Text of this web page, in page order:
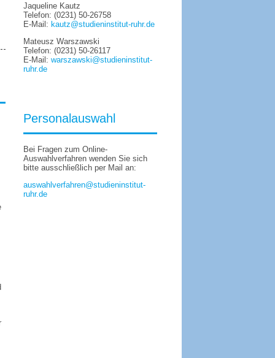
Jaqueline Kautz
Telefon: (0231) 50-26758
E-Mail: kautz@studieninstitut-ruhr.de
Mateusz Warszawski
Telefon: (0231) 50-26117
E-Mail: warszawski@studieninstitut-
ruhr.de
Personalauswahl
Bei Fragen zum Online-
Auswahlverfahren wenden Sie sich
bitte ausschließlich per Mail an:
auswahlverfahren@studieninstitut-
ruhr.de